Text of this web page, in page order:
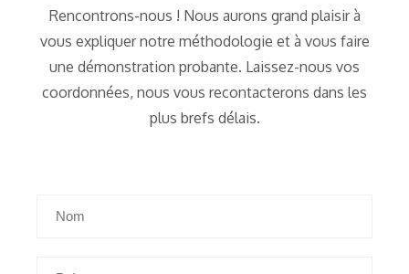
Rencontrons-nous ! Nous aurons grand plaisir à
vous expliquer notre méthodologie et à vous faire
une démonstration probante. Laissez-nous vos
coordonnées, nous vous recontacterons dans les
plus brefs délais.